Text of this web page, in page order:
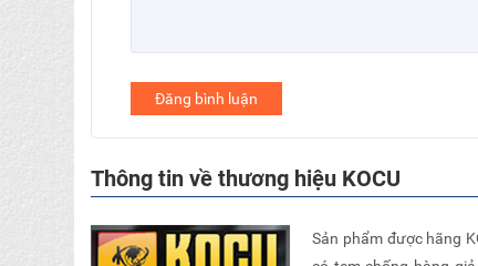
Đăng bình luận
Thông tin về thương hiệu KOCU
Sản phẩm được hãng